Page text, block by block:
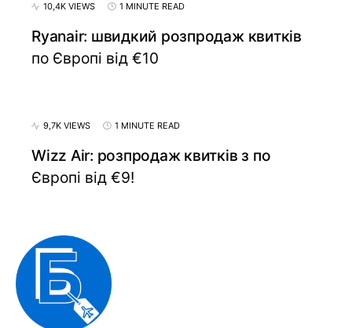
10,4K VIEWS 1 MINUTE READ
Ryanair: швидкий розпродаж квитків
по Європі від €10
9,7K VIEWS 1 MINUTE READ
Wizz Air: розпродаж квитків з по
Європі від €9!